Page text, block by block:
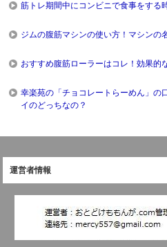
筋トレ期間中にコンビニで食事をする
ジムの腹筋マシンの使い方！マシンの
おすすめ腹筋ローラーはコレ！効果的
幸楽苑の「チョコレートらーめん」の
イのどっちなの？
運営者情報